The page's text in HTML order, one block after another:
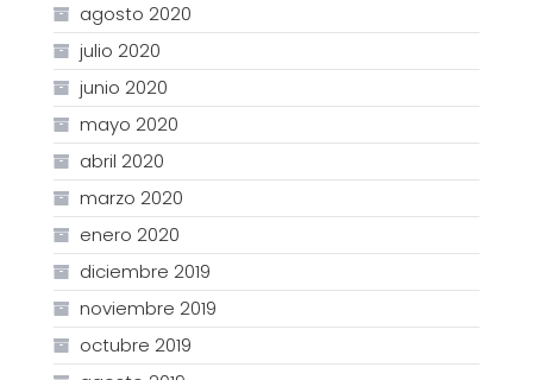
agosto 2020
julio 2020
junio 2020
mayo 2020
abril 2020
marzo 2020
enero 2020
diciembre 2019
noviembre 2019
octubre 2019